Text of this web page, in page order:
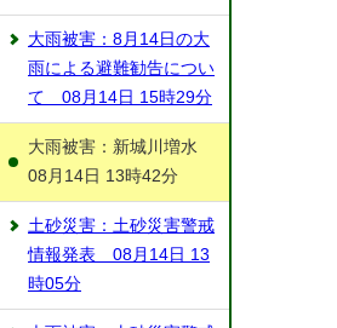
大雨被害：8月14日の大
雨による避難勧告につい
て 08月14日 15時29分
大雨被害：新城川増水
08月14日 13時42分
土砂災害：土砂災害警戒
情報発表 08月14日 13
時05分